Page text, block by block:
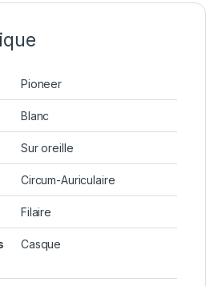
Pioneer
Blanc
Sur oreille
Circum-Auriculaire
Filaire
Casque